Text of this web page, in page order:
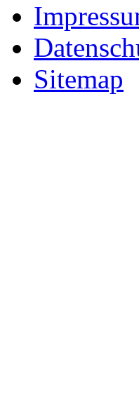
Sitemap